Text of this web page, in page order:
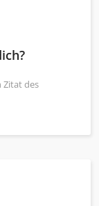
Zitat des